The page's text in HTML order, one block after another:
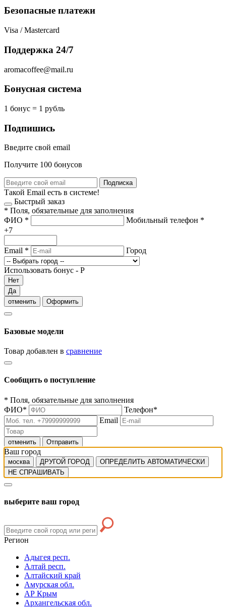
Безопасные платежи
Visa / Mastercard
Поддержка 24/7
aromacoffee@mail.ru
Бонусная система
1 бонус = 1 рубль
Подпишись
Введите свой email
Получите 100 бонусов
Подписка
Такой Email есть в системе!
Быстрый заказ
* Поля, обязательные для заполнения
ФИО * Мобильный телефон *
+7
Email * Город
Использовать бонус - Р
Нет
Да
отменить
Оформить
Базовые модели
Товар добавлен в сравнение
Сообщить о поступление
* Поля, обязательные для заполнения
ФИО* Телефон*
Email
отменить Отправить
Ваш город
москва ДРУГОЙ ГОРОД
ОПРЕДЕЛИТЬ АВТОМАТИЧЕСКИ
НЕ СПРАШИВАТЬ
выберите ваш город
Регион
Адыгея респ.
Алтай респ.
Алтайский край
Амурская обл.
АР Крым
Архангельская обл.